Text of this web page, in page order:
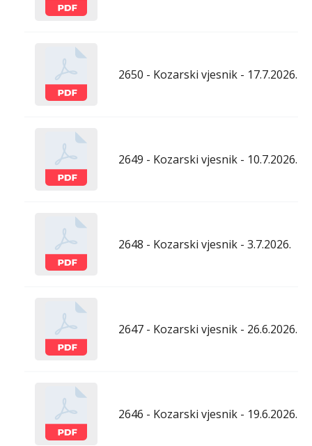
2650 - Kozarski vjesnik - 17.7.2026.
2649 - Kozarski vjesnik - 10.7.2026.
2648 - Kozarski vjesnik - 3.7.2026.
2647 - Kozarski vjesnik - 26.6.2026.
2646 - Kozarski vjesnik - 19.6.2026.